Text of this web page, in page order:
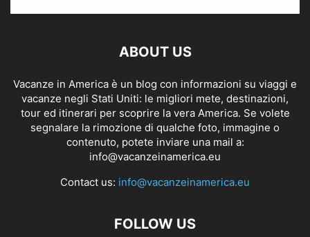
ABOUT US
Vacanze in America è un blog con informazioni su viaggi e
vacanze negli Stati Uniti: le migliori mete, destinazioni,
tour ed itinerari per scoprire la vera America. Se volete
segnalare la rimozione di qualche foto, immagine o
contenuto, potete inviare una mail a:
info@vacanzeinamerica.eu
Contact us: info@vacanzeinamerica.eu
FOLLOW US